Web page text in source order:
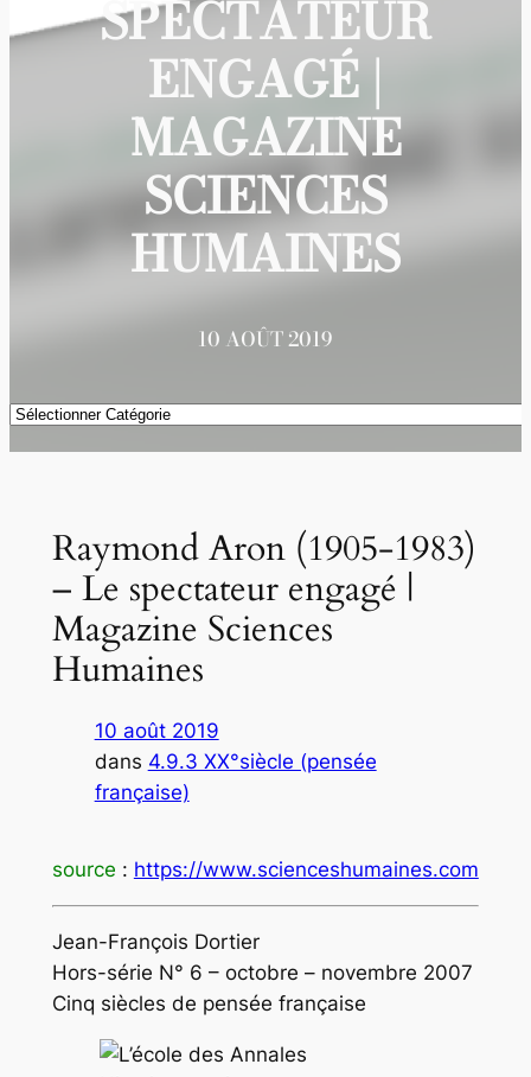
SPECTATEUR
ENGAGÉ |
MAGAZINE
SCIENCES
HUMAINES
10 AOÛT 2019
Catégories
Raymond Aron (1905-1983)
– Le spectateur engagé |
Magazine Sciences
Humaines
10 août 2019
dans 4.9.3 XX°siècle (pensée
française)
source : https://www.scienceshumaines.com
Jean-François Dortier
Hors-série N° 6 – octobre – novembre 2007
Cinq siècles de pensée française